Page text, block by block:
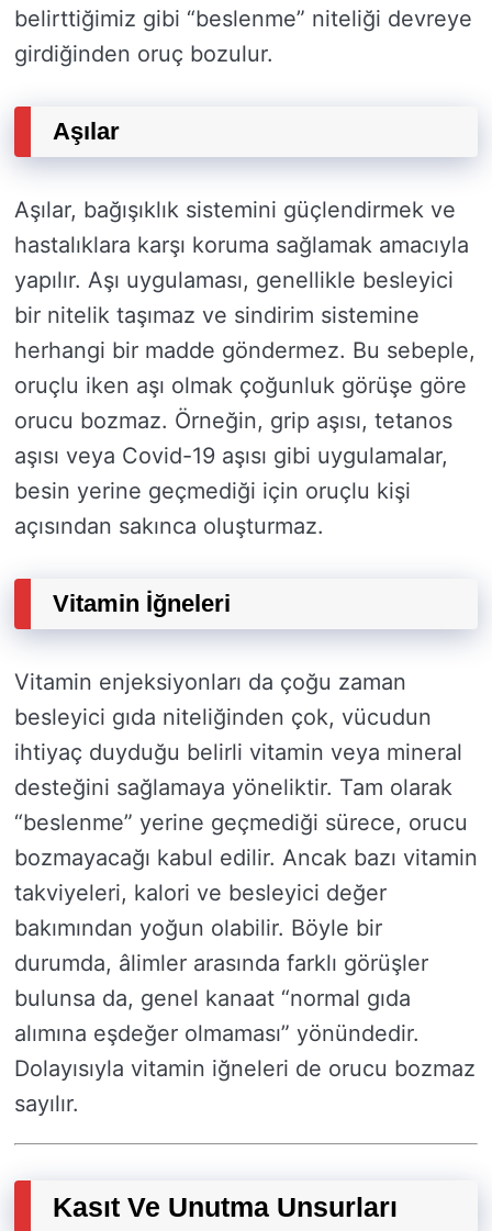
belirttiğimiz gibi “beslenme” niteliği devreye
girdiğinden oruç bozulur.
Aşılar
Aşılar, bağışıklık sistemini güçlendirmek ve
hastalıklara karşı koruma sağlamak amacıyla
yapılır. Aşı uygulaması, genellikle besleyici
bir nitelik taşımaz ve sindirim sistemine
herhangi bir madde göndermez. Bu sebeple,
oruçlu iken aşı olmak çoğunluk görüşe göre
orucu bozmaz. Örneğin, grip aşısı, tetanos
aşısı veya Covid-19 aşısı gibi uygulamalar,
besin yerine geçmediği için oruçlu kişi
açısından sakınca oluşturmaz.
Vitamin İğneleri
Vitamin enjeksiyonları da çoğu zaman
besleyici gıda niteliğinden çok, vücudun
ihtiyaç duyduğu belirli vitamin veya mineral
desteğini sağlamaya yöneliktir. Tam olarak
“beslenme” yerine geçmediği sürece, orucu
bozmayacağı kabul edilir. Ancak bazı vitamin
takviyeleri, kalori ve besleyici değer
bakımından yoğun olabilir. Böyle bir
durumda, âlimler arasında farklı görüşler
bulunsa da, genel kanaat “normal gıda
alımına eşdeğer olmaması” yönündedir.
Dolayısıyla vitamin iğneleri de orucu bozmaz
sayılır.
Kasıt Ve Unutma Unsurları